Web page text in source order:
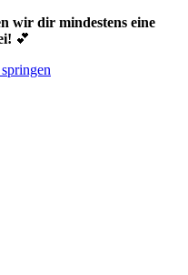
wir dir mindestens eine
💕